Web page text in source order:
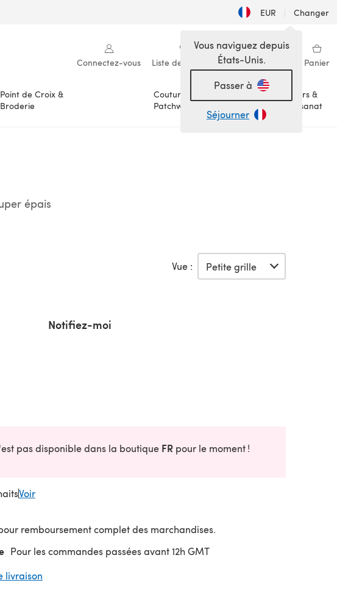
EUR | Changer
Connectez-vous Liste de souhaits Ma bibliothèque Panier
Point de Croix &
Broderie
Couture &
Patchwork
Loisirs &
Artisanat
Vous naviguez depuis
États-Unis.
Passer à
Séjourner
épais
Vue :
Notifiez-moi
pas disponible dans la boutique FR pour le moment !
Voir
remboursement complet des marchandises.
Pour les commandes passées avant 12h GMT
livraison